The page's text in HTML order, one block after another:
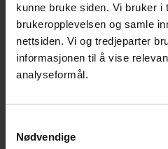
kunne bruke siden. Vi bruker i
brukeropplevelsen og samle
nettsiden. Vi og tredjeparter
informasjonen til å vise
analyseformål.
Nødvendige